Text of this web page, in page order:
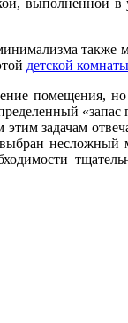
также
детской комнаты
помещения,
этим задачам
несложный